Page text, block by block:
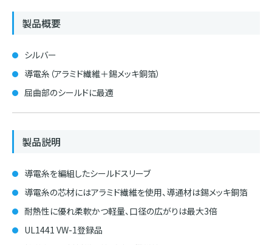
製品概要
シルバー
導電糸（アラミド繊維＋錫メッキ銅箔）
屈曲部のシールドに最適
製品説明
導電糸を編組したシールドスリーブ
導電糸の芯材にはアラミド繊維を使用、導通材は錫メッキ銅箔
耐熱性に優れ柔軟かつ軽量、口径の広がりは最大3倍
UL1441 VW-1登録品